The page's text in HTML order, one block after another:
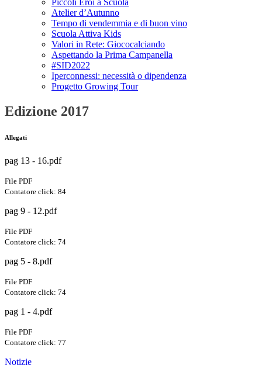
Piccoli Eroi a Scuola
Atelier d’Autunno
Tempo di vendemmia e di buon vino
Scuola Attiva Kids
Valori in Rete: Giococalciando
Aspettando la Prima Campanella
#SID2022
Iperconnessi: necessità o dipendenza
Progetto Growing Tour
Edizione 2017
Allegati
pag 13 - 16.pdf
File PDF
Contatore click: 84
pag 9 - 12.pdf
File PDF
Contatore click: 74
pag 5 - 8.pdf
File PDF
Contatore click: 74
pag 1 - 4.pdf
File PDF
Contatore click: 77
Notizie